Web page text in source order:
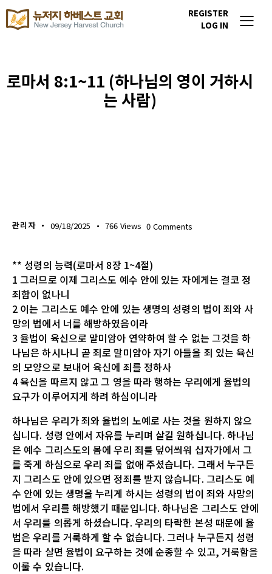
REGISTER
LOG IN
로마서 8:1~11 (하나님의 영이 거하시
는 사람)
관리자 09/18/2025 766 Views 0 Comments
** 성령의 능력(로마서 8장 1~4절)
1 그러므로 이제 그리스도 예수 안에 있는 자에게는 결코 정
죄함이 없나니
2 이는 그리스도 예수 안에 있는 생명의 성령의 법이 죄와 사
망의 법에서 너를 해방하였음이라
3 율법이 육신으로 말미암아 연약하여 할 수 없는 그것을 하
나님은 하시나니 곧 죄로 말미암아 자기 아들을 죄 있는 육신
의 모양으로 보내어 육신에 죄를 정하사
4 육신을 따르지 않고 그 영을 따라 행하는 우리에게 율법의
요구가 이루어지게 하려 하심이니라
하나님은 우리가 죄와 율법의 노예로 사는 것을 원하지 않으
십니다. 성령 안에서 자유를 누리며 살길 원하십니다. 하나님
은 예수 그리스도의 몸에 우리 죄를 덮어씌워 십자가에서 그
를 죽게 하심으로 우리 죄를 없애 주셨습니다. 그래서 누구든
지 그리스도 안에 있으면 정죄를 받지 않습니다. 그리스도 예
수 안에 있는 생명을 누리게 하시는 성령의 법이 죄와 사망의
법에서 우리를 해방했기 때문입니다. 하나님은 그리스도 안에
서 우리를 의롭게 하셨습니다. 우리의 타락한 본성 때문에 율
법은 우리를 거룩하게 할 수 없습니다. 그러나 누구든지 성령
을 따라 살면 율법이 요구하는 것에 순종할 수 있고, 거룩함을
이룰 수 있습니다.